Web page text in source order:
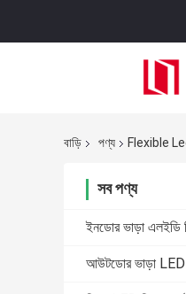
বাড়ি পণ্য Flexible
সব পণ্য
ইনডোর ভাড়া এলইডি
আউটডোর ভাড়া LED